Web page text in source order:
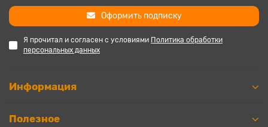
Оформить подписку
Я прочитал и согласен с условиями Политика обработки
персональных данных
Информация
Полезное